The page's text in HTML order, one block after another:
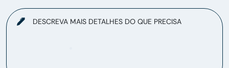
DESCREVA MAIS DETALHES DO QUE PRECISA